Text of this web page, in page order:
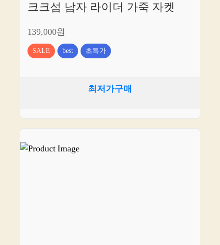
크크섬 남자 라이더 가죽 자켓
139,000원
SALE best 초특가
최저가구매